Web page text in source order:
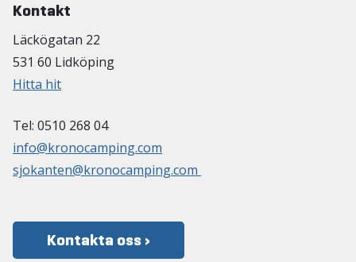
Kontakt
Läckögatan 22
531 60 Lidköping
Hitta hit
Tel: 0510 268 04
info@kronocamping.com
sjokanten@kronocamping.com
Kontakta oss ›